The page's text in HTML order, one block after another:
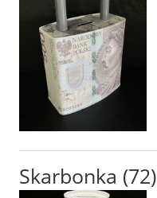
Skarbonka (72)